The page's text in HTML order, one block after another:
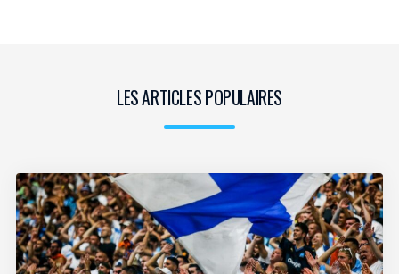
LES ARTICLES POPULAIRES